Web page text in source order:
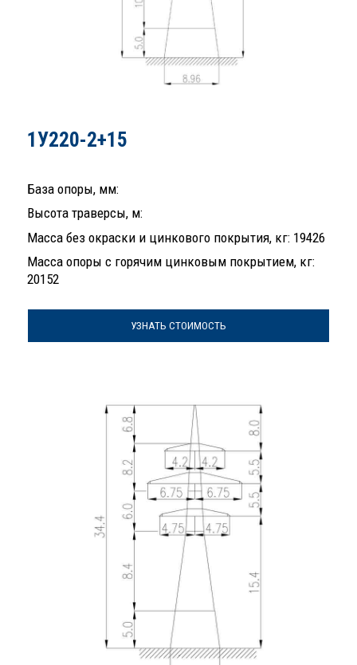
1У220-2+15
База опоры, мм:
Высота траверсы, м:
Масса без окраски и цинкового покрытия, кг: 19426
Масса опоры с горячим цинковым покрытием, кг:
20152
УЗНАТЬ СТОИМОСТЬ